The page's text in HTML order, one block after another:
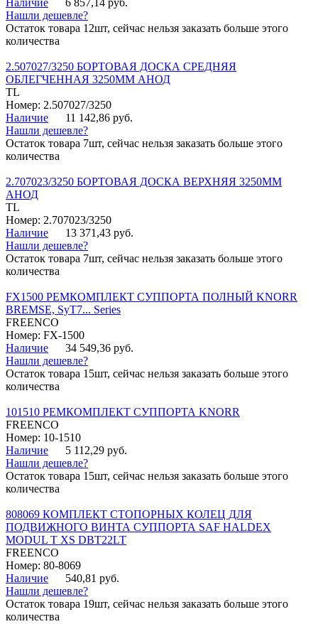
Наличие
6 857,14 руб.
Нашли дешевле?
Остаток товара 12шт, сейчас нельзя заказать больше этого
количества
2.507027/3250 БОРТОВАЯ ДОСКА СРЕДНЯЯ
ОБЛЕГЧЕННАЯ 3250ММ АНОД
TL
Номер: 2.507027/3250
Наличие
11 142,86 руб.
Нашли дешевле?
Остаток товара 7шт, сейчас нельзя заказать больше этого
количества
2.707023/3250 БОРТОВАЯ ДОСКА ВЕРХНЯЯ 3250ММ
АНОД
TL
Номер: 2.707023/3250
Наличие
13 371,43 руб.
Нашли дешевле?
Остаток товара 7шт, сейчас нельзя заказать больше этого
количества
FX1500 РЕМКОМПЛЕКТ СУППОРТА ПОЛНЫЙ KNORR
BREMSE, SyT7... Series
FREENCO
Номер: FX-1500
Наличие
34 549,36 руб.
Нашли дешевле?
Остаток товара 15шт, сейчас нельзя заказать больше этого
количества
101510 РЕМКОМПЛЕКТ СУППОРТА KNORR
FREENCO
Номер: 10-1510
Наличие
5 112,29 руб.
Нашли дешевле?
Остаток товара 15шт, сейчас нельзя заказать больше этого
количества
808069 КОМПЛЕКТ СТОПОРНЫХ КОЛЕЦ ДЛЯ
ПОДВИЖНОГО ВИНТА СУППОРТА SAF HALDEX
MODUL T XS DBT22LT
FREENCO
Номер: 80-8069
Наличие
540,81 руб.
Нашли дешевле?
Остаток товара 19шт, сейчас нельзя заказать больше этого
количества